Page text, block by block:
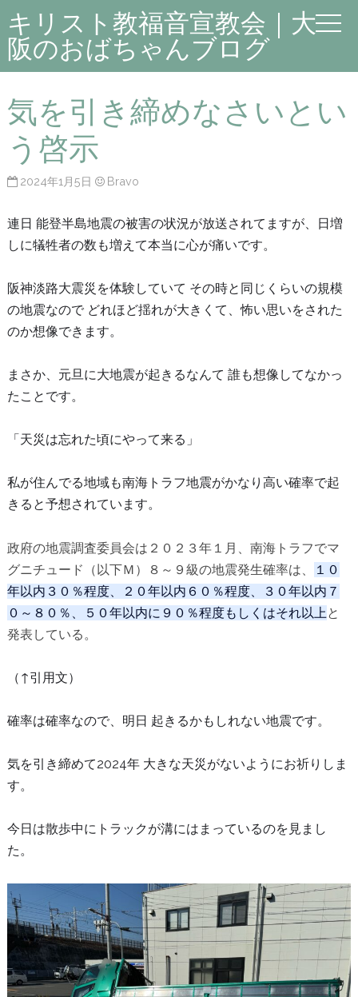
キリスト教福音宣教会｜大
阪のおばちゃんブログ
気を引き締めなさいとい
う啓示
2024年1月5日 Bravo
連日 能登半島地震の被害の状況が放送されてますが、日増
しに犠牲者の数も増えて本当に心が痛いです。
阪神淡路大震災を体験していて その時と同じくらいの規模
の地震なので どれほど揺れが大きくて、怖い思いをされた
のか想像できます。
まさか、元旦に大地震が起きるなんて 誰も想像してなかっ
たことです。
「天災は忘れた頃にやって来る」
私が住んでる地域も南海トラフ地震がかなり高い確率で起
きると予想されています。
政府の地震調査委員会は２０２３年１月、南海トラフでマ
グニチュード（以下Ｍ）８～９級の地震発生確率は、
１０
年以内３０％程度、２０年以内６０％程度、３０年以内７
０～８０％、５０年以内に９０％程度もしくはそれ以上 と
発表している。
（↑引用文）
確率は確率なので、明日 起きるかもしれない地震です。
気を引き締めて2024年 大きな天災がないようにお祈りしま
す。
今日は散歩中にトラックが溝にはまっているのを見まし
た。